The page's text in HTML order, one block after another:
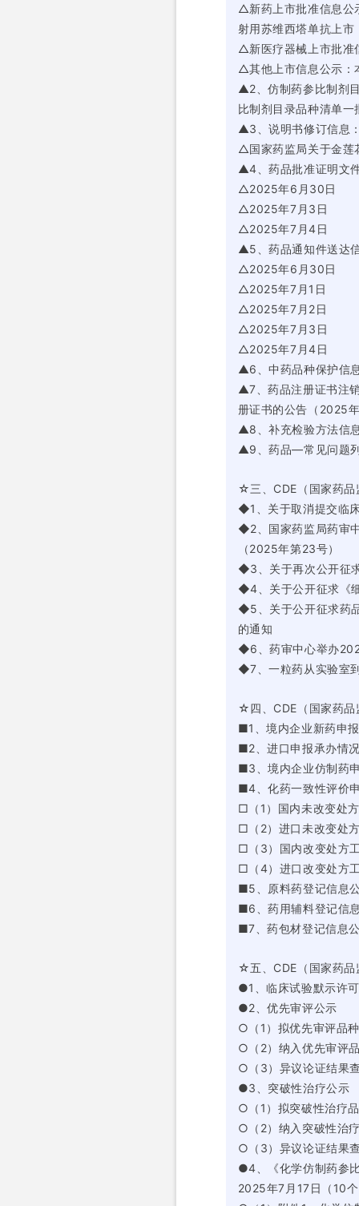
△新药上市批准信息公
射用苏维西塔单抗上市
△新医疗器械上市批准
△其他上市信息公示：
▲2、仿制药参比制剂
比制剂目录品种清单一
▲3、说明书修订信息
△国家药监局关于金莲
▲4、药品批准证明文
△2025年6月30日
△2025年7月3日
△2025年7月4日
▲5、药品通知件送达
△2025年6月30日
△2025年7月1日
△2025年7月2日
△2025年7月3日
△2025年7月4日
▲6、中药品种保护信
▲7、药品注册证书注
册证书的公告（2025
▲8、补充检验方法信
▲9、药品—常见问题
☆三、CDE（国家药品
◆1、关于取消提交临
◆2、国家药监局药审
（2025年第23号）
◆3、关于再次公开征
◆4、关于公开征求《
◆5、关于公开征求药
的通知
◆6、药审中心举办
◆7、一粒药从实验室
☆四、CDE（国家药品
■1、境内企业新药申
■2、进口申报承办情
■3、境内企业仿制药
■4、化药一致性评价
□（1）国内未改变处
□（2）进口未改变处
□（3）国内改变处方
□（4）进口改变处方
■5、原料药登记信息
■6、药用辅料登记信
■7、药包材登记信息
☆五、CDE（国家药品
●1、临床试验默示许
●2、优先审评公示
○（1）拟优先审评品
○（2）纳入优先审评
○（3）异议论证结果
●3、突破性治疗公示
○（1）拟突破性治疗
○（2）纳入突破性治
○（3）异议论证结果
●4、《化学仿制药参
2025年7月17日（10